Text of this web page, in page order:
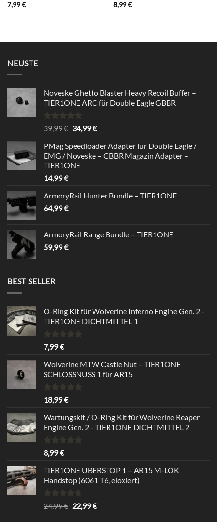
Bewertet
7,99€
Bewertet
8,99€
NEUSTE
Noveske Ghetto Blaster Heavy Recoil Buffer –
TIER1ONE ARC für Double Eagle GBBR
Rated5.00
out of 5
39,99€ Original
was:
39,99 €.
34,99€Current
is:
34,99 €.
PMag Speedloader Adapter für Double Eagle /
EMG / Noveske – GBBR Magazin Adapter –
TIER1ONE
14,99€
ArmoryRail Hunter Bundle – TIER1ONE
64,99€
ArmoryRail Range Bundle – TIER1ONE
59,99€
BEST SELLER
O-Ring Kit für Wolverine Inferno Engine Gen. 2 -
TIER1ONE DICHTMITTEL 1
Rated
out of 5
7,99€
Wolverine MTW Castle Nut – TIER1ONE
SCHLOSSNUSS 1 für AR15
Rated5.00
out of 5
18,99€
Wartungskit / O-Ring Kit für Wolverine Reaper
Engine Gen. 2 - TIER1ONE DICHTMITTEL 2
Rated
out of 5
8,99€
TIER1ONE UBERSTOP 1 – AR15 M-LOK
Handstop (6061 T6, eloxiert)
Rated4.67
out of 5
24,99€ Original
22,99€Current